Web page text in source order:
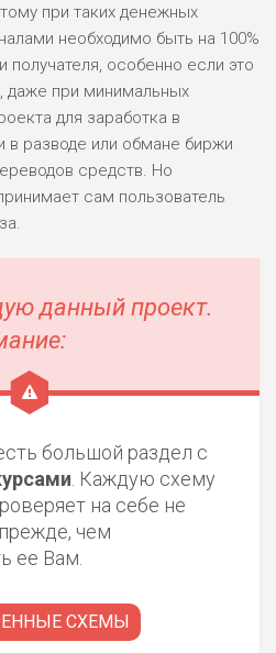
ПОДОЙДЕТ
2
ОБЗОР
ОБЗОР
при таких денежных
необходимо быть на 100%
особенно если это
даже при минимальных
для заработка в
в разводе или обмане биржи
средств. Но
сам пользователь
данный проект.
большой раздел с
. Каждую схему
на себе не
чем
ее Вам.
СХЕМЫ